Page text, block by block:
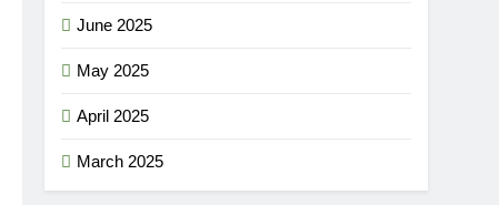
June 2025
May 2025
April 2025
March 2025